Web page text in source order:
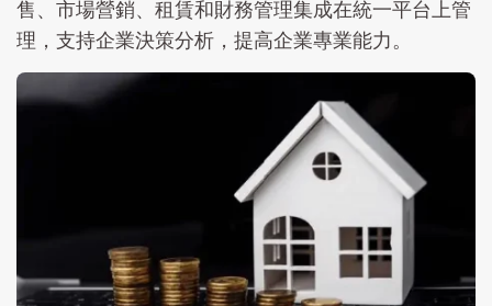
售、市場營銷、租賃和財務管理集成在統一平台上管
理，支持企業決策分析，提高企業專業能力。